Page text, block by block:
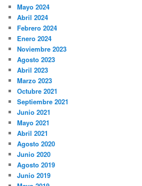
Mayo 2024
Abril 2024
Febrero 2024
Enero 2024
Noviembre 2023
Agosto 2023
Abril 2023
Marzo 2023
Octubre 2021
Septiembre 2021
Junio 2021
Mayo 2021
Abril 2021
Agosto 2020
Junio 2020
Agosto 2019
Junio 2019